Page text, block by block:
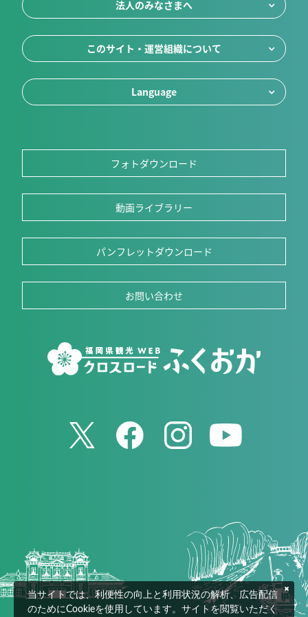
法人のみなさまへ
このサイト・運営組織について
Language
フォトダウンロード
動画ライブラリー
パンフレットダウンロード
お問い合わせ
当サイトでは、利便性の向上と利用状況の解析、広告配信
のためにCookieを使用しています。サイトを閲覧いただく